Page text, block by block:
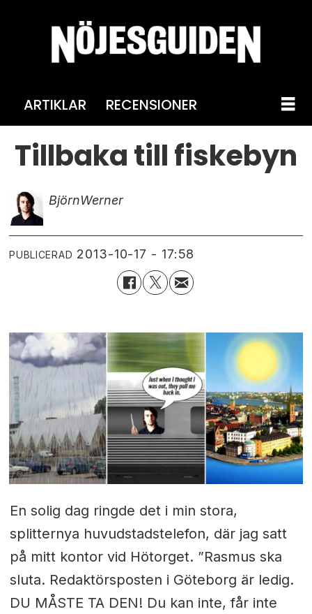
ARTIKLAR RECENSIONER
Tillbaka till fiskebyn
BjörnWerner
PUBLICERAD 2013-10-17 - 17:58
En solig dag ringde det i min stora,
splitternya huvudstadstelefon, där jag satt
på mitt kontor vid Hötorget. ”Rasmus ska
sluta. Redaktörsposten i Göteborg är ledig.
DU MÅSTE TA DEN! Du kan inte, får inte